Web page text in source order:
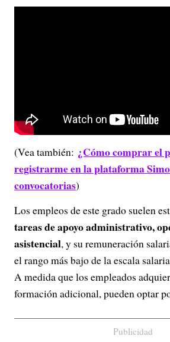
(Vea también: ¿Cómo comprar el
registrarme en la plataforma
convocatorias)
Los empleos de este grado suelen
tareas de apoyo administrativo,
asistencial, y su remuneración
el rango más bajo de la escala
A medida que los empleados
formación adicional, pueden optar
Publicidad